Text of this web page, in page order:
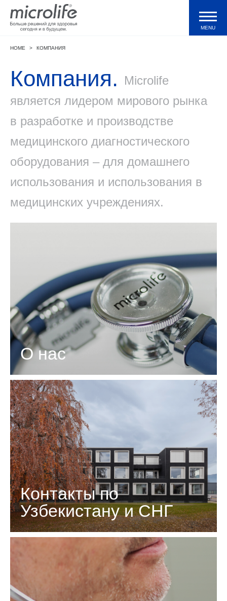
Тонометры WatchBP
Валидации и клинические исследования
Технологии
MENU
HOME > КОМПАНИЯ
Компания.
Microlife
является лидером мирового рынка
в разработке и производстве
медицинского диагностического
оборудования – для домашнего
использования и использования в
медицинских учреждениях.
О нас
Контакты по
Узбекистану и СНГ